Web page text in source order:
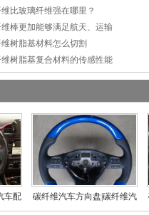
比玻璃纤维强在哪里？
棒更加能够满足航天、运输
树脂基材料怎么切割
树脂基复合材料的传感性能
车配
碳纤维汽车方向盘|碳纤维汽
车